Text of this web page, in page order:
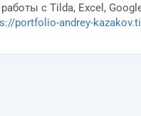
с Tilda, Excel,
portfolio-andrey-